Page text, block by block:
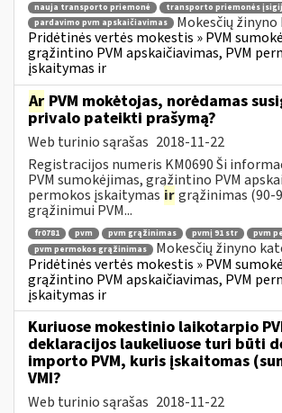
nauja transporto priemonė
transporto priemonės
pardavimo pvm apskaičiavimas
Mokesčių
Pridėtinės vertės mokestis » PVM
grąžintino PVM apskaičiavimas, PVM
įskaitymas ir
Ar PVM mokėtojas, norėdamas
privalo pateikti prašymą?
Web turinio sąrašas 2018-11-22
Registracijos numeris KM0690 Ši
PVM sumokėjimas, grąžintino PVM
permokos įskaitymas irgrąžinimas (90-
grąžinimui PVM...
fr0781 pvm pvm grąžinimas pvmį 91 str
pvm
pvm permokos grąžinimas
Mokesčių žinyno
Pridėtinės vertės mokestis » PVM
grąžintino PVM apskaičiavimas, PVM
įskaitymas ir
Kuriuose mokestinio laikotarpio
deklaracijos laukeliuose turi būti
importo PVM, kuris įskaitomas
VMI?
Web turinio sąrašas 2018-11-22